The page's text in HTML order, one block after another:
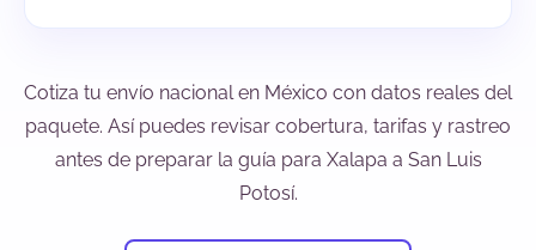
Cotiza tu envío nacional en México con datos reales del
paquete. Así puedes revisar cobertura, tarifas y rastreo
antes de preparar la guía para Xalapa a San Luis
Potosí.